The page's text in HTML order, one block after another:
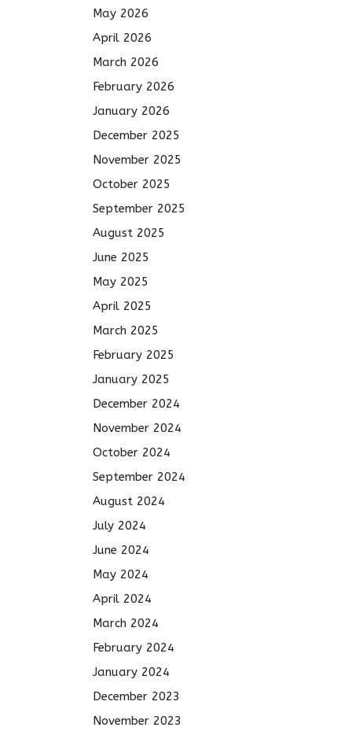
May 2026
April 2026
March 2026
February 2026
January 2026
December 2025
November 2025
October 2025
September 2025
August 2025
June 2025
May 2025
April 2025
March 2025
February 2025
January 2025
December 2024
November 2024
October 2024
September 2024
August 2024
July 2024
June 2024
May 2024
April 2024
March 2024
February 2024
January 2024
December 2023
November 2023